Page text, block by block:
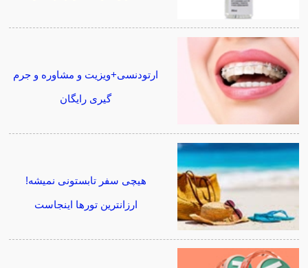
ارتودنسی+ویزیت و مشاوره و جرم
گیری رایگان
هیچی سفر تابستونی نمیشه!
ارزانترین تورها اینجاست